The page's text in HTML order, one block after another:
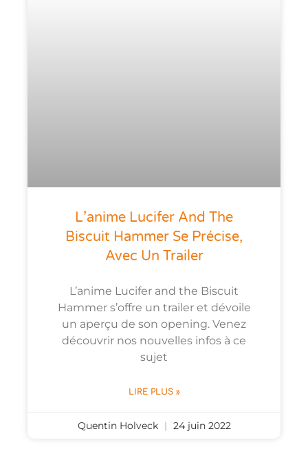
L’anime Lucifer And The
Biscuit Hammer Se Précise,
Avec Un Trailer
L’anime Lucifer and the Biscuit
Hammer s’offre un trailer et dévoile
un aperçu de son opening. Venez
découvrir nos nouvelles infos à ce
sujet
LIRE PLUS »
Quentin Holveck 24 juin 2022